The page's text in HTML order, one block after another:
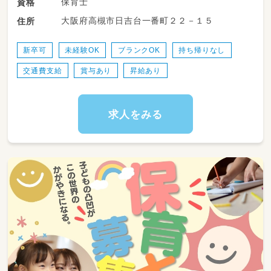
か？
資格
保育士
住所
大阪府高槻市日吉台一番町２２－１５
新卒可 未経験OK ブランクOK 持ち帰りなし
交通費支給 賞与あり 昇給あり
求人をみる